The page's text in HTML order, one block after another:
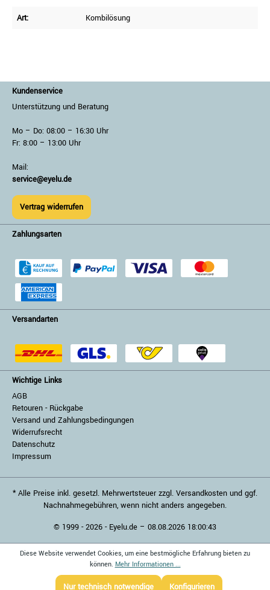
Art: Kombilösung
Kundenservice
Unterstützung und Beratung
Mo – Do: 08:00 – 16:30 Uhr
Fr: 8:00 – 13:00 Uhr
Mail:
service@eyelu.de
Vertrag widerrufen
Zahlungsarten
Versandarten
Wichtige Links
AGB
Retouren - Rückgabe
Versand und Zahlungsbedingungen
Widerrufsrecht
Datenschutz
Impressum
* Alle Preise inkl. gesetzl. Mehrwertsteuer zzgl. Versandkosten und ggf.
Nachnahmegebühren, wenn nicht anders angegeben.
© 1999 - 2026 - Eyelu.de – 08.08.2026 18:00:43
Diese Website verwendet Cookies, um eine bestmögliche Erfahrung bieten zu
können. Mehr Informationen ...
Nur technisch notwendige Konfigurieren